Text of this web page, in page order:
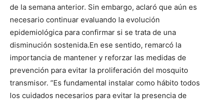
de la semana anterior. Sin embargo, aclaró que aún es
necesario continuar evaluando la evolución
epidemiológica para confirmar si se trata de una
disminución sostenida.En ese sentido, remarcó la
importancia de mantener y reforzar las medidas de
prevención para evitar la proliferación del mosquito
transmisor. “Es fundamental instalar como hábito todos
los cuidados necesarios para evitar la presencia de